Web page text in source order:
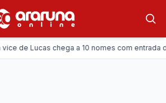
de Lucas chega a 10 nomes com entrada da